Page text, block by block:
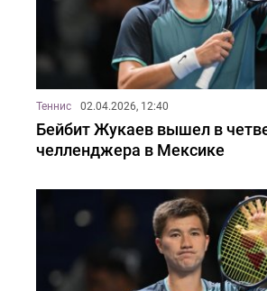
Теннис 02.04.2026, 12:40
Бейбит Жукаев вышел в
челленджера в Мексике